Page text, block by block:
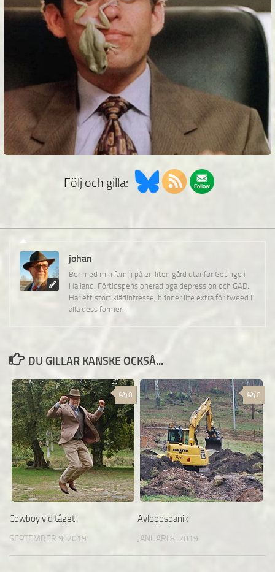
Följ och gilla:
johan
Bor med min familj på en liten gård utanför Getinge i
Halland. Förtidspensionerad pga depression och GAD.
Har ett stort klädintresse, brinner lite extra för tweed i
alla dess former.
DU GILLAR KANSKE OCKSÅ...
0
Cowboy vid tåget
SEPTEMBER 9, 2019
0
Avloppspanik
JANUARI 8, 2019